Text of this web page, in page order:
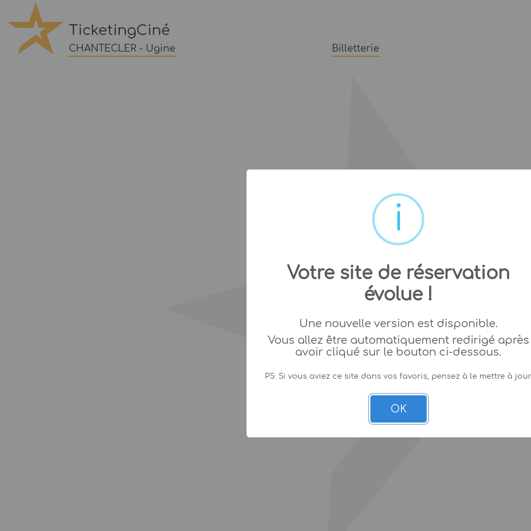
TicketingCiné
CHANTECLER - Ugine Billetterie
Votre site de réservation
évolue !
Une nouvelle version est disponible.
Vous allez être automatiquement redirigé après
avoir cliqué sur le bouton ci-dessous.
PS: Si vous aviez ce site dans vos favoris, pensez à le mettre à
OK